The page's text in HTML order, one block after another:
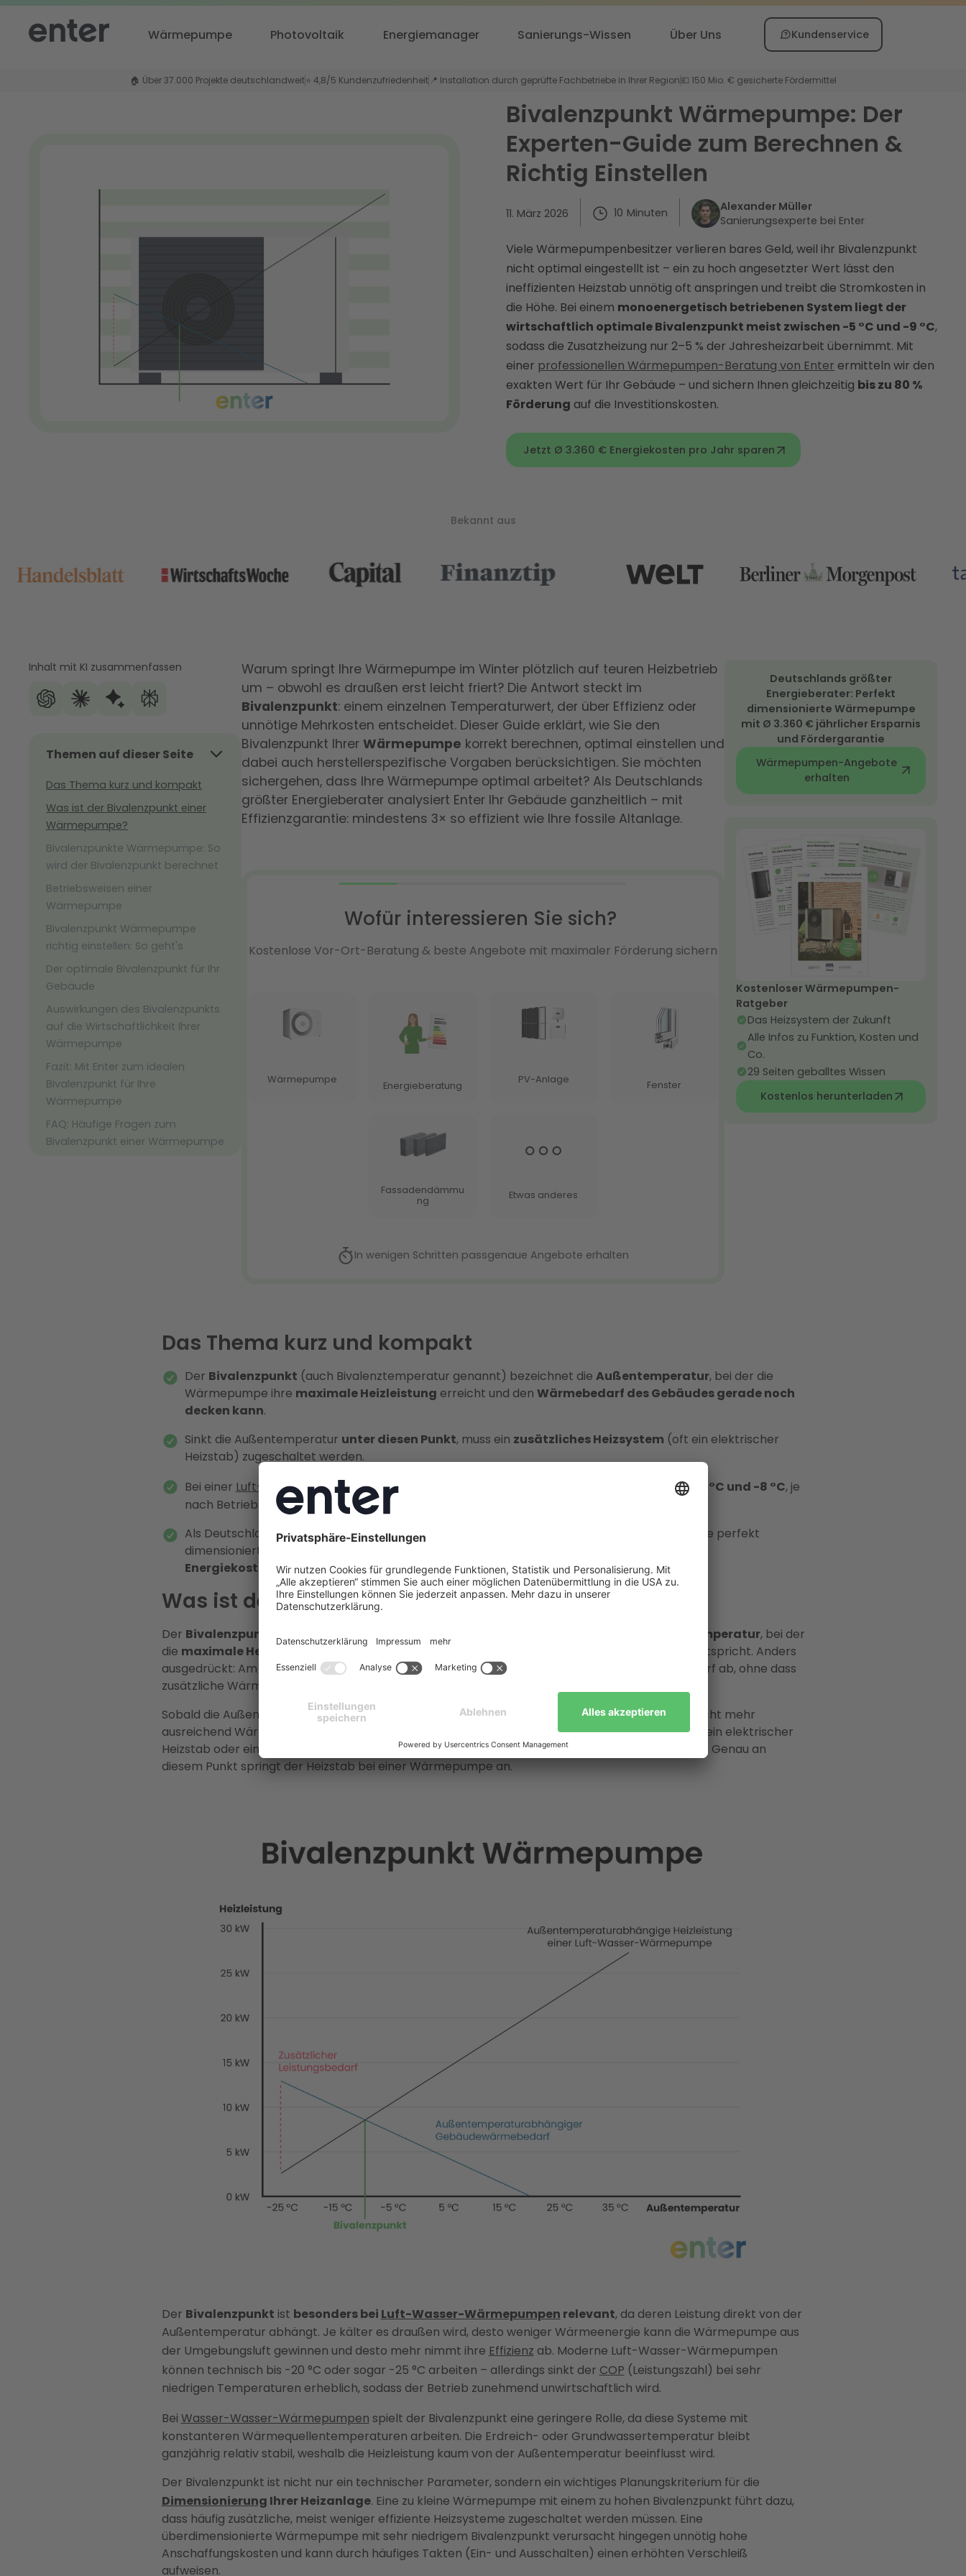
Wärmepumpe Photovoltaik Energiemanager Sanierungs-Wissen Über Uns Kundenservice
🏠 Über 37.000 Projekte deutschlandweit⭐ 4,8/5 Kundenzufriedenheit 📍 Installation durch geprüfte Fachbetriebe in Ihrer Region💶 150 Mio. € gesicherte Fördermittel
Bivalenzpunkt Wärmepumpe: Der
Experten-Guide zum Berechnen &
Richtig Einstellen
11. März 2026 10 Minuten
Alexander Müller
Sanierungsexperte bei Enter
Viele Wärmepumpenbesitzer verlieren bares Geld, weil ihr Bivalenzpunkt
nicht optimal eingestellt ist – ein zu hoch angesetzter Wert lässt den
ineffizienten Heizstab unnötig oft anspringen und treibt die Stromkosten in
die Höhe. Bei einem monoenergetisch betriebenen System liegt der
wirtschaftlich optimale Bivalenzpunkt meist zwischen -5 °C und -9 °C,
sodass die Zusatzheizung nur 2–5 % der Jahresheizarbeit übernimmt. Mit
einer professionellen Wärmepumpen-Beratung von Enter ermitteln wir den
exakten Wert für Ihr Gebäude – und sichern Ihnen gleichzeitig bis zu 80 %
Förderung auf die Investitionskosten.
Jetzt Ø 3.360 € Energiekosten pro Jahr sparen
Bekannt aus
Inhalt mit KI zusammenfassen
Themen auf dieser Seite
Das Thema kurz und kompakt
Was ist der Bivalenzpunkt einer
Wärmepumpe?
Bivalenzpunkte Wärmepumpe: So
wird der Bivalenzpunkt berechnet
Betriebsweisen einer
Wärmepumpe
Bivalenzpunkt Wärmepumpe
richtig einstellen: So geht's
Der optimale Bivalenzpunkt für Ihr
Gebäude
Auswirkungen des Bivalenzpunkts
auf die Wirtschaftlichkeit Ihrer
Wärmepumpe
Fazit: Mit Enter zum idealen
Bivalenzpunkt für Ihre
Wärmepumpe
FAQ: Häufige Fragen zum
Bivalenzpunkt einer Wärmepumpe
Warum springt Ihre Wärmepumpe im Winter plötzlich auf teuren Heizbetrieb
um – obwohl es draußen erst leicht friert? Die Antwort steckt im
Bivalenzpunkt: einem einzelnen Temperaturwert, der über Effizienz oder
unnötige Mehrkosten entscheidet. Dieser Guide erklärt, wie Sie den
Bivalenzpunkt Ihrer Wärmepumpe korrekt berechnen, optimal einstellen und
dabei auch herstellerspezifische Vorgaben berücksichtigen. Sie möchten
sichergehen, dass Ihre Wärmepumpe optimal arbeitet? Als Deutschlands
größter Energieberater analysiert Enter Ihr Gebäude ganzheitlich – mit
Effizienzgarantie: mindestens 3× so effizient wie Ihre fossile Altanlage.
Das Thema kurz und kompakt
Der Bivalenzpunkt (auch Bivalenztemperatur genannt) bezeichnet die Außentemperatur, bei der die
Wärmepumpe ihre maximale Heizleistung erreicht und den Wärmebedarf des Gebäudesgerade noch
decken kann.
Sinkt die Außentemperatur unter diesen Punkt, muss ein zusätzliches Heizsystem (oft ein elektrischer
Heizstab) zugeschaltet werden.
Bei einer Luft-Wasser-Wärmepumpeliegt der Bivalenzpunkt typischerweise zwischen -2 °C und -8 °C, je
nach Betriebsweise und Gebäudetyp.
Als Deutschlands größter Energieberater analysiert Enter Ihr Gebäude ganzheitlich, findet die perfekt
dimensionierte Wärmepumpe und sichert Ihnen
Energiekosteneinsparungsowie diemaximal mögliche Förderung.
Was ist der Bivalenzpunkt einer Wärmepumpe?
Der Bivalenzpunkt (auch Bivalenztemperatur ) einer Außentemperatur, bei der
die maximale Heizleistung der Wärmepumpe genau dem Wärmebedarf des Gebäudes
entspricht. Anders
ausgedrückt: Am Bivalenzpunkt deckt die Wärmepumpe gerade noch den kompletten Heizbedarf ab, ohne dass
zusätzliche Wärmeerzeuger unterstützen müssen.
Sobald die Außentemperatur unter diesen kritischen Punkt fällt, kann die Wärmepumpe allein nicht mehr
ausreichend Wärmeenergie liefern. In diesem Fall muss ein zweites Heizsystem – typischerweise ein elektrischer
Heizstab oder eine konventionelle Heizung – einspringen, um die verbleibende Heizlast zu decken. Genau an
diesem Punkt springt der Heizstab bei einer Wärmepumpe an.
Der Bivalenzpunkt ist besonders bei Luft-Wasser-Wärmepumpen relevant, da deren Leistung direkt von der
Außentemperatur abhängt. Je kälter es draußen wird, desto weniger Wärmeenergie kann die Wärmepumpe aus
der Umgebungsluft gewinnen und desto mehr nimmt ihre Effizienz ab. Moderne Luft-Wasser-Wärmepumpen
können technisch bis -20 °C oder sogar -25 °C arbeiten – allerdings sinkt der COP (Leistungszahl) bei sehr
niedrigen Temperaturen erheblich, sodass der Betrieb zunehmend unwirtschaftlich wird.
Bei Wasser-Wasser-Wärmepumpen spielt der Bivalenzpunkt eine geringere Rolle, da diese Systeme mit
konstanteren Wärmequellentemperaturen arbeiten. Die Erdreich- oder Grundwassertemperatur bleibt
ganzjährig relativ stabil, weshalb die Heizleistung kaum von der Außentemperatur beeinflusst wird.
Der Bivalenzpunkt ist nicht nur ein technischer Parameter, sondern ein wichtiges Planungskriterium für die
Dimensionierung Ihrer Heizanlage. Eine zu kleine Wärmepumpe mit einem zu hohen Bivalenzpunkt führt dazu,
dass häufig zusätzliche, meist weniger effiziente Heizsysteme zugeschaltet werden müssen. Eine
überdimensionierte Wärmepumpe mit sehr niedrigem Bivalenzpunkt verursacht hingegen unnötig hohe
Anschaffungskosten und kann durch häufiges Takten (Ein- und Ausschalten) einen erhöhten Verschleiß
aufweisen.
Deutschlands größter
Energieberater: Perfekt
dimensionierte Wärmepumpe
mit Ø 3.360 € jährlicher Ersparnis
und Fördergarantie
Wärmepumpen-Angebote
erhalten
Kostenloser Wärmepumpen-
Ratgeber
Das Heizsystem der Zukunft
Alle Infos zu Funktion, Kosten und
Co.
29 Seiten geballtes Wissen
Kostenlos herunterladen